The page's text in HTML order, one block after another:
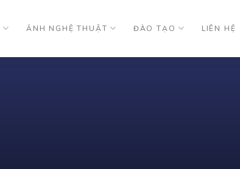
ẢNH NGHỆ THUẬT ĐÀO TẠO LIÊN HỆ